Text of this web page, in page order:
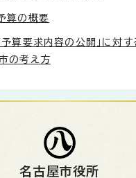
算の概要
予算要求内容の公開」に対
の考え方
名古屋市役所